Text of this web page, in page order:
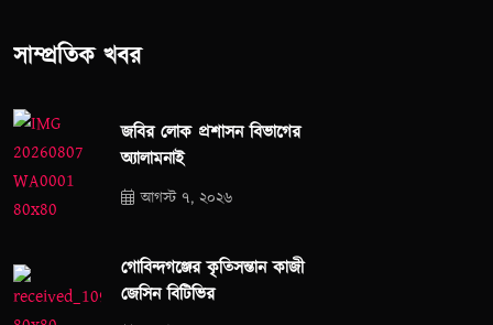
সাম্প্রতিক খবর
জবির লোক প্রশাসন বিভাগের
অ্যালামনাই
আগস্ট ৭, ২০২৬
গোবিন্দগঞ্জের কৃতিসন্তান কাজী
জেসিন বিটিভির